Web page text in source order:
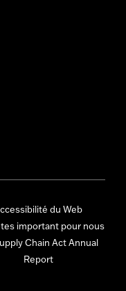
du Web
important pour nous
Chain Act Annual
Report